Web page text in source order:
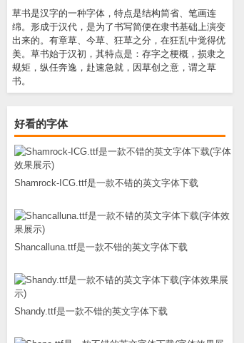
草书是汉字的一种字体，特点是结构简省、笔画连
绵。形成于汉代，是为了书写简便在隶书基础上演变
出来的。有章草、今草、狂草之分，在狂乱中觉得优
美。草书始于汉初，其特点是：存字之梗概，损隶之
规矩，纵任奔逸，赴速急就，因草创之意，谓之草
书。
好看的字体
Shamrock-ICG.ttf是一款不错的英文字体下载
Shancalluna.ttf是一款不错的英文字体下载
Shandy.ttf是一款不错的英文字体下载